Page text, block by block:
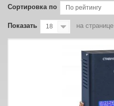
Сортировка по По рейтингу
Показать 18 на странице